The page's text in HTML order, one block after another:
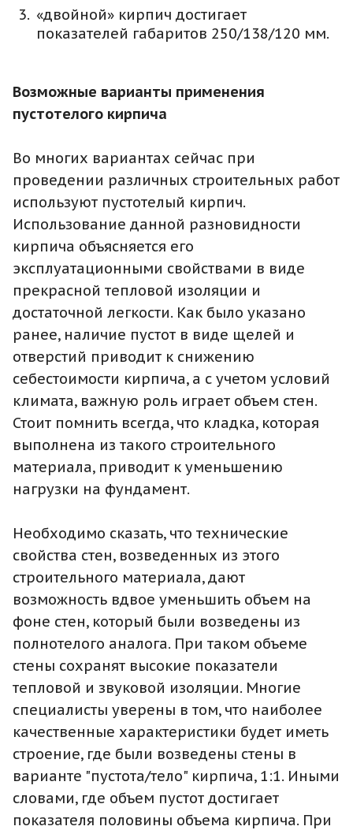
«двойной» кирпич достигает
показателей габаритов 250/138/120 мм.
Возможные варианты применения
пустотелого кирпича
Во многих вариантах сейчас при
проведении различных строительных работ
используют пустотелый кирпич.
Использование данной разновидности
кирпича объясняется его
эксплуатационными свойствами в виде
прекрасной тепловой изоляции и
достаточной легкости. Как было указано
ранее, наличие пустот в виде щелей и
отверстий приводит к снижению
себестоимости кирпича, а с учетом условий
климата, важную роль играет объем стен.
Стоит помнить всегда, что кладка, которая
выполнена из такого строительного
материала, приводит к уменьшению
нагрузки на фундамент.
Необходимо сказать, что технические
свойства стен, возведенных из этого
строительного материала, дают
возможность вдвое уменьшить объем на
фоне стен, который были возведены из
полнотелого аналога. При таком объеме
стены сохранят высокие показатели
тепловой и звуковой изоляции. Многие
специалисты уверены в том, что наиболее
качественные характеристики будет иметь
строение, где были возведены стены в
варианте "пустота/тело" кирпича, 1:1. Иными
словами, где объем пустот достигает
показателя половины объема кирпича. При